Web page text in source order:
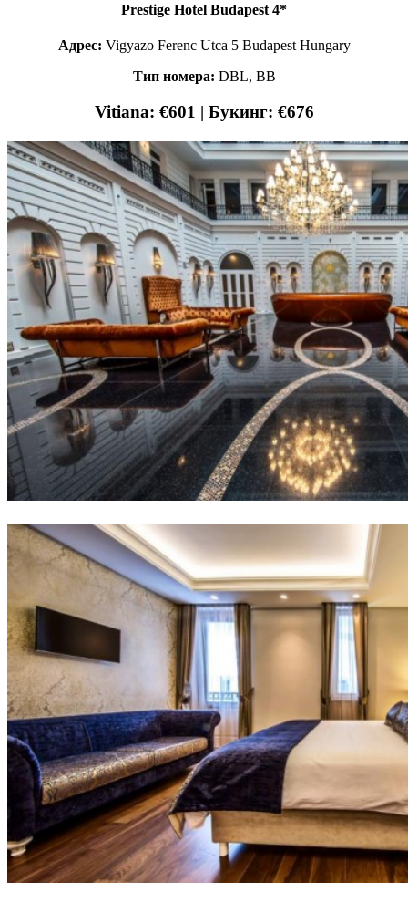
Prestige Hotel Budapest 4*
Адрес: Vigyazo Ferenc Utca 5 Budapest Hungary
Тип номера: DBL, ВB
Vitiana: €601 | Букинг: €676